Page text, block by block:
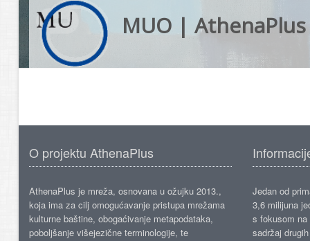
MUO | AthenaPlus
O projektu AthenaPlus
AthenaPlus je mreža, osnovana u ožujku 2013.,
koja ima za cilj omogućavanje pristupa mrežama
kulturne baštine, obogaćivanje metapodataka,
poboljšanje višejezične terminologije, te
Jedan od
3,6 milijuna
s fokusom
sadržaj